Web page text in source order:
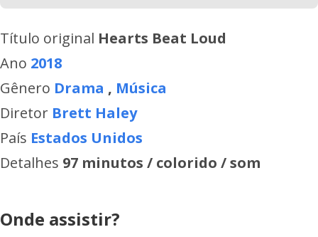
Título original Hearts Beat Loud
Ano 2018
Gênero Drama , Música
Diretor Brett Haley
País Estados Unidos
Detalhes 97 minutos / colorido / som
Onde assistir?